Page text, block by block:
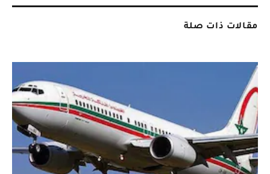
مقالات ذات صلة